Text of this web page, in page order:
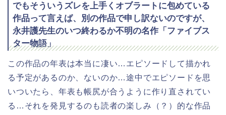
でもそういうズレを上手くオブラートに包めている
作品って言えば、別の作品で申し訳ないのですが、
永井護先生のいつ終わるか不明の名作「ファイブス
ター物語」
この作品の年表は本当に凄い…エピソードして描かれ
る予定があるのか、ないのか…途中でエピソードを思
いついたら、年表も帳尻が合うように作り直されてい
る…それを発見するのも読者の楽しみ（？）的な作品